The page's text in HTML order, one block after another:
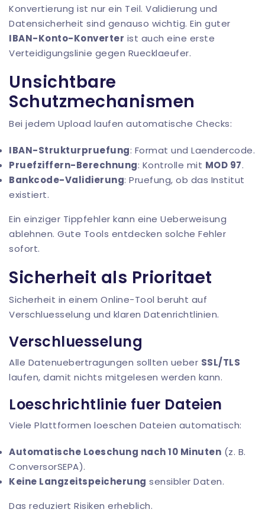
Konvertierung ist nur ein Teil. Validierung und
Datensicherheit sind genauso wichtig. Ein guter
IBAN-Konto-Konverter ist auch eine erste
Verteidigungslinie gegen Ruecklaeufer.
Unsichtbare
Schutzmechanismen
Bei jedem Upload laufen automatische Checks:
IBAN-Strukturpruefung: Format und Laendercode.
Pruefziffern-Berechnung: Kontrolle mit MOD 97.
Bankcode-Validierung: Pruefung, ob das Institut
existiert.
Ein einziger Tippfehler kann eine Ueberweisung
ablehnen. Gute Tools entdecken solche Fehler
sofort.
Sicherheit als Prioritaet
Sicherheit in einem Online-Tool beruht auf
Verschluesselung und klaren Datenrichtlinien.
Verschluesselung
Alle Datenuebertragungen sollten ueber SSL/TLS
laufen, damit nichts mitgelesen werden kann.
Loeschrichtlinie fuer Dateien
Viele Plattformen loeschen Dateien automatisch:
Automatische Loeschung nach 10 Minuten (z. B.
ConversorSEPA).
Keine Langzeitspeicherung sensibler Daten.
Das reduziert Risiken erheblich.